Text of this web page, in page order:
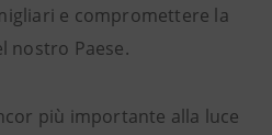
e compromettere la
nostro Paese.
più importante alla luce